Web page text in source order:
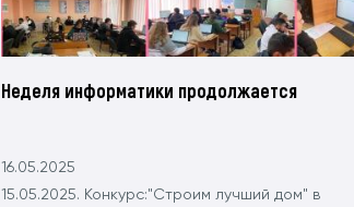
Неделя информатики продолжается
16.05.2025
15.05.2025. Конкурс:"Строим лучший дом" в